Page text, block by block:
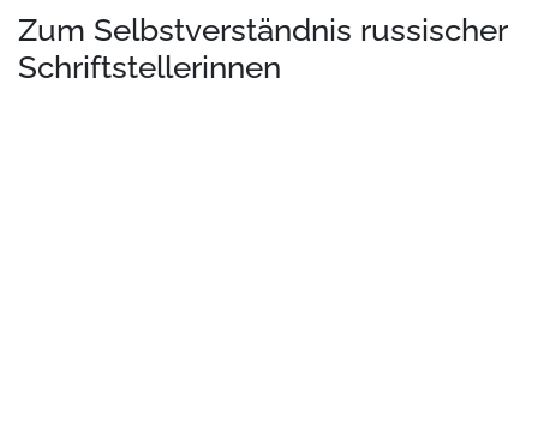
Zum Selbstverständnis russischer
Schriftstellerinnen